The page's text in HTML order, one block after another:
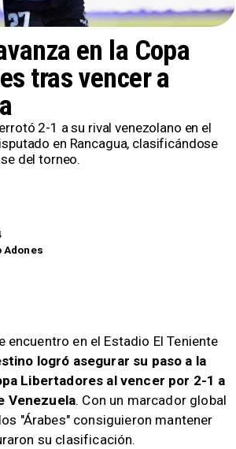
Adones
en la Copa
tras vencer a
2-1 a su rival venezolano en el
en Rancagua, clasificándose
del torneo.
encuentro en el Estadio El Teniente
logró asegurar su paso a la
Libertadores al vencer por 2-1 a
Venezuela. Con un marcador global
"Árabes" consiguieron mantener
su clasificación.